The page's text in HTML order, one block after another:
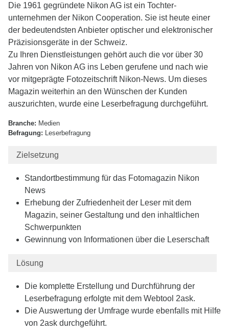
Die 1961 gegründete Nikon AG ist ein Tochter-
unternehmen der Nikon Cooperation. Sie ist heute einer
der bedeutendsten Anbieter optischer und elektronischer
Präzisionsgeräte in der Schweiz.
Zu Ihren Dienstleistungen gehört auch die vor über 30
Jahren von Nikon AG ins Leben gerufene und nach wie
vor mitgeprägte Fotozeitschrift Nikon-News. Um dieses
Magazin weiterhin an den Wünschen der Kunden
auszurichten, wurde eine Leserbefragung durchgeführt.
Branche: Medien
Befragung: Leserbefragung
Zielsetzung
Standortbestimmung für das Fotomagazin Nikon
News
Erhebung der Zufriedenheit der Leser mit dem
Magazin, seiner Gestaltung und den inhaltlichen
Schwerpunkten
Gewinnung von Informationen über die Leserschaft
Lösung
Die komplette Erstellung und Durchführung der
Leserbefragung erfolgte mit dem Webtool 2ask.
Die Auswertung der Umfrage wurde ebenfalls mit Hilfe
von 2ask durchgeführt.